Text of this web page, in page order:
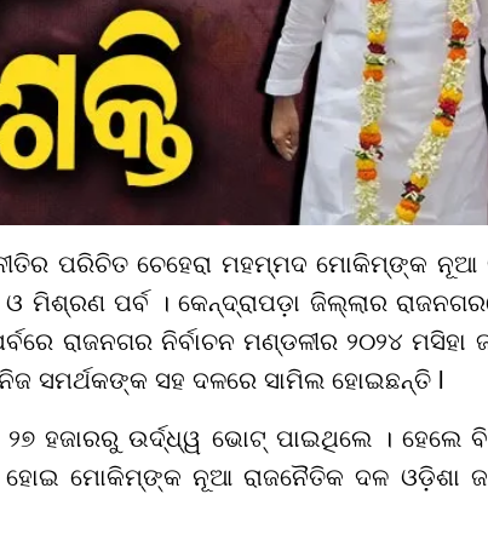
ପରିଚିତ ଚେହେରା ମହମ୍ମଦ ମୋକିମ୍ଙ୍କ ନୂଆ
ଓ ମିଶ୍ରଣ ପର୍ବ । କେନ୍ଦ୍ରାପଡ଼ା ଜିଲ୍ଲାର
ରାଜନଗର ନିର୍ବାଚନ ମଣ୍ଡଳୀର ୨୦୨୪ ମସିହା
ନିଜ ସମର୍ଥକଙ୍କ ସହ ଦଳରେ ସାମିଲ ହୋଇଛନ୍ତି l
ହଜାରରୁ ଉର୍ଦ୍ଧ୍ୱ ଭୋଟ୍ ପାଇଥିଲେ । ହେଲେ
ମୋକିମ୍ଙ୍କ ନୂଆ ରାଜନୈତିକ ଦଳ ଓଡ଼ିଶା